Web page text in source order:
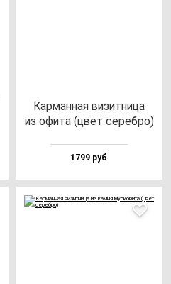
Кар­ман­ная ви­зит­ни­ца
из офи­та (цвет се­реб­ро)
1799 руб